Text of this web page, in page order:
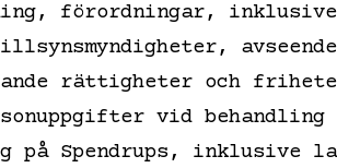
förordningar, inklusive
rättigheter och
vid behandling
på Spendrups, inklusive